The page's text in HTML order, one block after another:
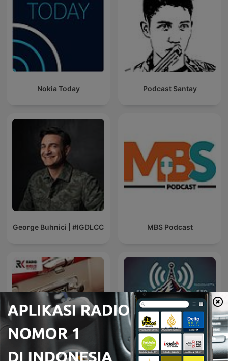
Nokia Today Podcast Santay
George Buhnici | #IGDLCC MBS Podcast